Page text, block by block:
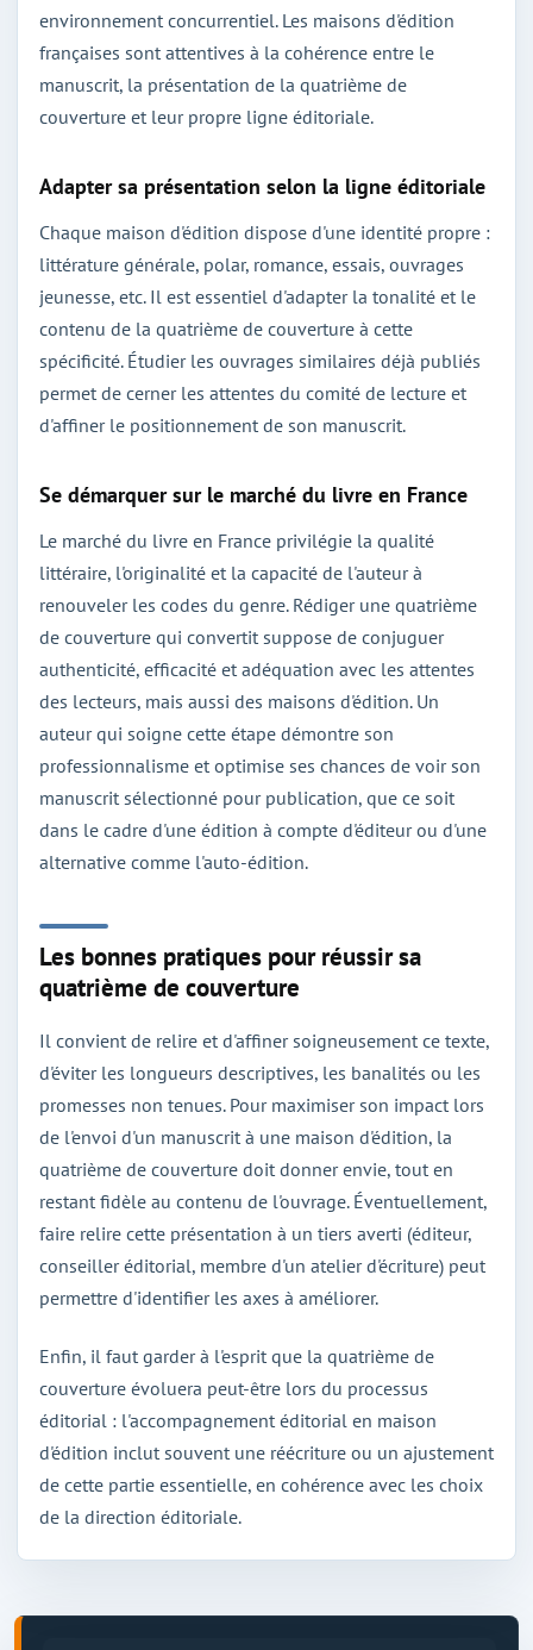
environnement concurrentiel. Les maisons d'édition
françaises sont attentives à la cohérence entre le
manuscrit, la présentation de la quatrième de
couverture et leur propre ligne éditoriale.
Adapter sa présentation selon la ligne éditoriale
Chaque maison d'édition dispose d'une identité propre :
littérature générale, polar, romance, essais, ouvrages
jeunesse, etc. Il est essentiel d'adapter la tonalité et le
contenu de la quatrième de couverture à cette
spécificité. Étudier les ouvrages similaires déjà publiés
permet de cerner les attentes du comité de lecture et
d'affiner le positionnement de son manuscrit.
Se démarquer sur le marché du livre en France
Le marché du livre en France privilégie la qualité
littéraire, l'originalité et la capacité de l'auteur à
renouveler les codes du genre. Rédiger une quatrième
de couverture qui convertit suppose de conjuguer
authenticité, efficacité et adéquation avec les attentes
des lecteurs, mais aussi des maisons d'édition. Un
auteur qui soigne cette étape démontre son
professionnalisme et optimise ses chances de voir son
manuscrit sélectionné pour publication, que ce soit
dans le cadre d'une édition à compte d'éditeur ou d'une
alternative comme l'auto-édition.
Les bonnes pratiques pour réussir sa
quatrième de couverture
Il convient de relire et d'affiner soigneusement ce texte,
d'éviter les longueurs descriptives, les banalités ou les
promesses non tenues. Pour maximiser son impact lors
de l'envoi d'un manuscrit à une maison d'édition, la
quatrième de couverture doit donner envie, tout en
restant fidèle au contenu de l'ouvrage. Éventuellement,
faire relire cette présentation à un tiers averti (éditeur,
conseiller éditorial, membre d'un atelier d'écriture) peut
permettre d'identifier les axes à améliorer.
Enfin, il faut garder à l'esprit que la quatrième de
couverture évoluera peut-être lors du processus
éditorial : l'accompagnement éditorial en maison
d'édition inclut souvent une réécriture ou un ajustement
de cette partie essentielle, en cohérence avec les choix
de la direction éditoriale.